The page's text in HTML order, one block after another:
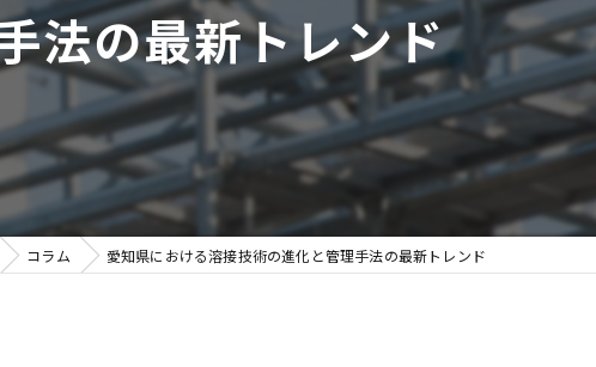
正社員
高収入
転職
法の最新トレンド
コラム 愛知県における溶接技術の進化と管理手法の最新トレンド